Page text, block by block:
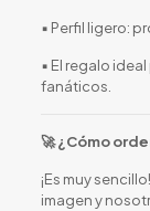
▪️ Perfil ligero:
▪️ El regalo
fanáticos.
🚀 ¿Cómo
¡Es muy
imagen y